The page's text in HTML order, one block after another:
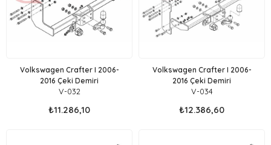
Volkswagen Crafter I 2006-
2016 Çeki Demiri
V-032
₺11.286,10
Volkswagen Crafter I 2006-
2016 Çeki Demiri
V-034
₺12.386,60